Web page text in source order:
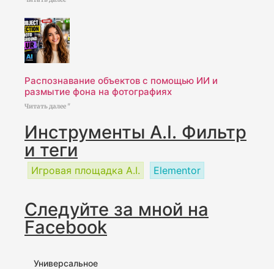
Распознавание объектов с помощью ИИ и
размытие фона на фотографиях
Читать далее "
Инструменты A.I. Фильтр
и теги
Игровая площадка A.I. Elementor
Следуйте за мной на
Facebook
Универсальное